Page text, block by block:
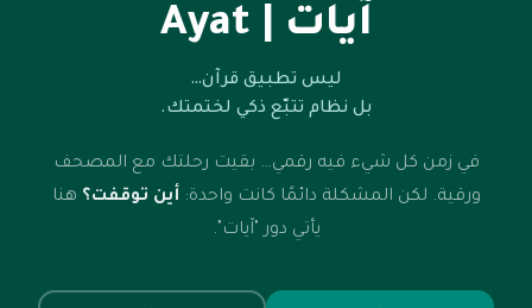
آيات | Ayat
ليس تطبيق قرآن…
بل نظام تتبّع ذكي لختمتك.
في زمن كل شيء فيه رقمي… بقيت رحلتك مع المصحف
ورقية. لكن المشكلة دائمًا كانت واحدة: أين توقفت؟ هنا
يأتي دور "آيات".